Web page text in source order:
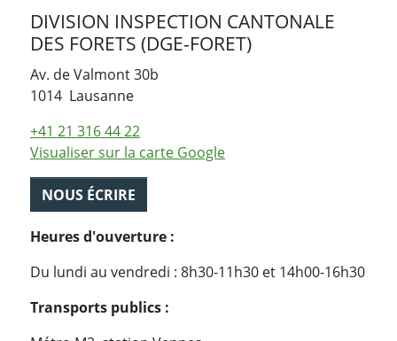
DIVISION INSPECTION CANTONALE
DES FORETS (DGE-FORET)
Av. de Valmont 30b
1014 LausanneSuisse
+41 21 316 44 22
Visualiser sur la carte Google
NOUS ÉCRIRE
Heures d'ouverture :
Du lundi au vendredi : 8h30-11h30 et 14h00-16h30
Transports publics :